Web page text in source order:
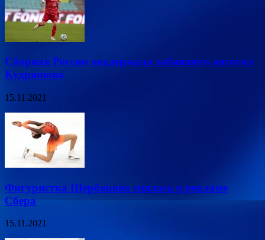
Сборная России поддержала забившего автогол
Кудряшова
15.11.2021
Фигуристка Щербакова снялась в рекламе
Сбера
15.11.2021